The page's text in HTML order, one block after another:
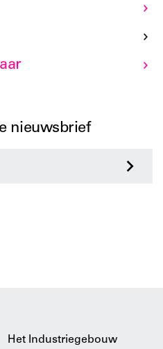
nieuwsbrief
Het Industriegebouw